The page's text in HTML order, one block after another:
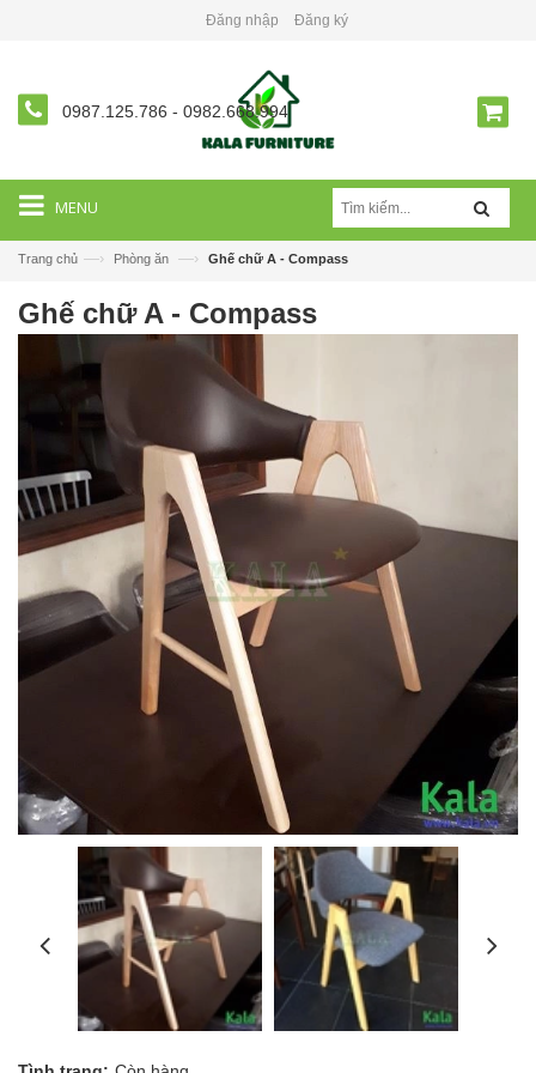
Đăng nhập Đăng ký
0987.125.786 - 0982.668.994
MENU
Trang chủ —› Phòng ăn —› Ghế chữ A - Compass
Ghế chữ A - Compass